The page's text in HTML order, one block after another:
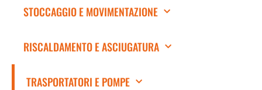
STOCCAGGIO E MOVIMENTAZIONE
RISCALDAMENTO E ASCIUGATURA
TRASPORTATORI E POMPE